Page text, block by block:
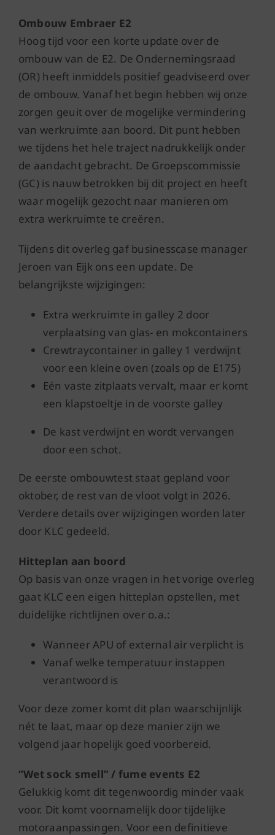
Ombouw Embraer E2
Hoog tijd voor een korte update over de
ombouw van de E2. De Ondernemingsraad
(OR) heeft inmiddels positief geadviseerd over
de ombouw. Vanaf het begin hebben wij onze
zorgen geuit over de mogelijke vermindering
van werkruimte aan boord. Dit punt hebben
we tijdens het hele traject nadrukkelijk onder
de aandacht gebracht. De Groepscommissie
(GC) is nauw betrokken bij dit project en heeft
waar mogelijk gezocht naar manieren om
extra werkruimte te creëren.
Tijdens dit overleg gaf businesscase manager
Jeroen van Eijk ons een update. De
belangrijkste wijzigingen:
Extra werkruimte in galley 2 door
verplaatsing van glas- en mokcontainers
Crewtraycontainer in galley 1 verdwijnt
voor een kleine oven (zoals op de E175)
Eén vaste zitplaats vervalt, maar er komt
een klapstoeltje in de voorste galley
De kast verdwijnt en wordt vervangen
door een schot.
De eerste ombouwtest staat gepland voor
oktober, de rest van de vloot volgt in 2026.
Verdere details over wijzigingen worden later
door KLC gedeeld.
Hitteplan aan boord
Op basis van onze vragen in het vorige overleg
gaat KLC een eigen hitteplan opstellen, met
duidelijke richtlijnen over o.a.:
Wanneer APU of external air verplicht is
Vanaf welke temperatuur instappen
verantwoord is
Voor deze zomer komt dit plan waarschijnlijk
nét te laat, maar op deze manier zijn we
volgend jaar hopelijk goed voorbereid.
“Wet sock smell” / fume events E2
Gelukkig komt dit tegenwoordig minder vaak
voor. Dit komt voornamelijk door tijdelijke
motoraanpassingen. Voor een definitieve